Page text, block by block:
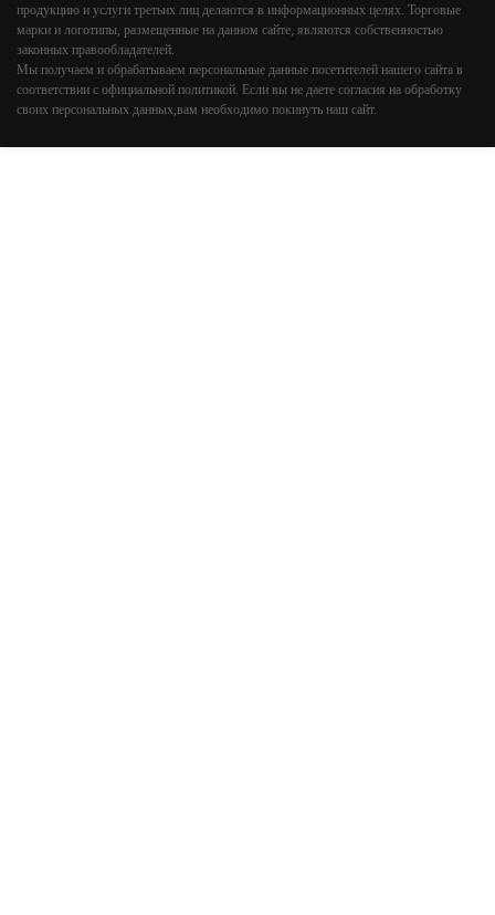
продукцию и услуги третьих лиц делаются в информационных целях. Торговые
марки и логотипы, размещенные на данном сайте, являются собственностью
законных правообладателей.
Мы получаем и обрабатываем персональные данные посетителей нашего сайта в
соответствии с официальной политикой. Если вы не даете согласия на обработку
своих персональных данных,вам необходимо покинуть наш сайт.